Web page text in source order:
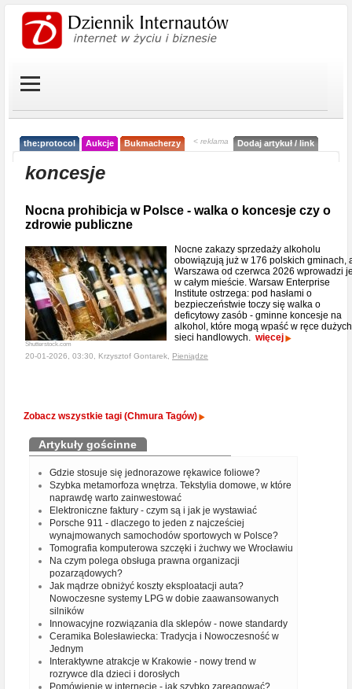
the:protocol Aukcje Bukmacherzy < reklama Dodaj artykuł / link
koncesje
Nocna prohibicja w Polsce - walka o koncesje czy o
zdrowie publiczne
Shutterstock.com
Nocne zakazy sprzedaży alkoholu
obowiązują już w 176 polskich gminach,
Warszawa od czerwca 2026 wprowadzi
w całym mieście. Warsaw Enterprise
Institute ostrzega: pod hasłami o
bezpieczeństwie toczy się walka o
deficytowy zasób - gminne koncesje na
alkohol, które mogą wpaść w ręce dużych
sieci handlowych. więcej
20-01-2026, 03:30, Krzysztof Gontarek, Pieniądze
Zobacz wszystkie tagi (Chmura Tagów)
Artykuły gościnne
Gdzie stosuje się jednorazowe rękawice foliowe?
Szybka metamorfoza wnętrza. Tekstylia domowe, w które
naprawdę warto zainwestować
Elektroniczne faktury - czym są i jak je wystawiać
Porsche 911 - dlaczego to jeden z najcześciej
wynajmowanych samochodów sportowych w Polsce?
Tomografia komputerowa szczęki i żuchwy we Wrocławiu
Na czym polega obsługa prawna organizacji
pozarządowych?
Jak mądrze obniżyć koszty eksploatacji auta?
Nowoczesne systemy LPG w dobie zaawansowanych
silników
Innowacyjne rozwiązania dla sklepów - nowe standardy
Ceramika Bolesławiecka: Tradycja i Nowoczesność w
Jednym
Interaktywne atrakcje w Krakowie - nowy trend w
rozrywce dla dzieci i dorosłych
Pomówienie w internecie - jak szybko zareagować?